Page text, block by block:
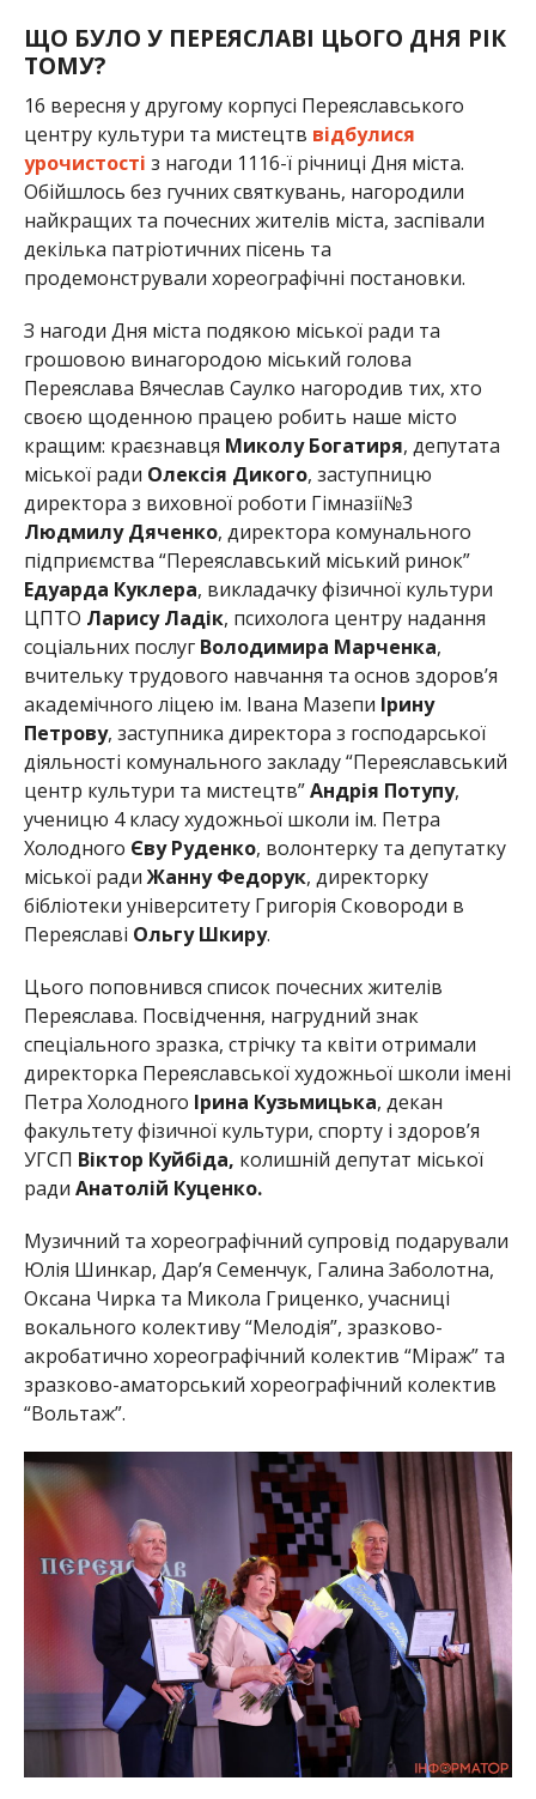
ЩО БУЛО У ПЕРЕЯСЛАВІ ЦЬОГО ДНЯ РІК
ТОМУ?
16 вересня у другому корпусі Переяславського
центру культури та мистецтв відбулися
урочистості з нагоди 1116-ї річниці Дня міста.
Обійшлось без гучних святкувань, нагородили
найкращих та почесних жителів міста, заспівали
декілька патріотичних пісень та
продемонстрували хореографічні постановки.
З нагоди Дня міста подякою міської ради та
грошовою винагородою міський голова
Переяслава Вячеслав Саулко нагородив тих, хто
своєю щоденною працею робить наше місто
кращим: краєзнавця Миколу Богатиря, депутата
міської ради Олексія Дикого, заступницю
директора з виховної роботи Гімназії№3
Людмилу Дяченко, директора комунального
підприємства “Переяславський міський ринок”
Едуарда Куклера, викладачку фізичної культури
ЦПТО Ларису Ладік, психолога центру надання
соціальних послуг Володимира Марченка,
вчительку трудового навчання та основ здоров’я
академічного ліцею ім. Івана Мазепи Ірину
Петрову, заступника директора з господарської
діяльності комунального закладу “Переяславський
центр культури та мистецтв”Андрія Потупу,
ученицю 4 класу художньої школи ім. Петра
Холодного Єву Руденко, волонтерку та депутатку
міської радиЖанну Федорук, директорку
бібліотеки університету Григорія Сковороди в
Переяславі Ольгу Шкиру.
Цього поповнився список почесних жителів
Переяслава. Посвідчення, нагрудний знак
спеціального зразка, стрічку та квіти отримали
директорка Переяславської художньої школи імені
Петра Холодного Ірина Кузьмицька, декан
факультету фізичної культури, спорту і здоров’я
УГСП Віктор Куйбіда, колишній депутат міської
ради Анатолій Куценко.
Музичний та хореографічний супровід подарували
Юлія Шинкар, Дар’я Семенчук, Галина Заболотна,
Оксана Чирка та Микола Гриценко, учасниці
вокального колективу “Мелодія”, зразково-
акробатично хореографічний колектив “Міраж” та
зразково-аматорський хореографічний колектив
“Вольтаж”.